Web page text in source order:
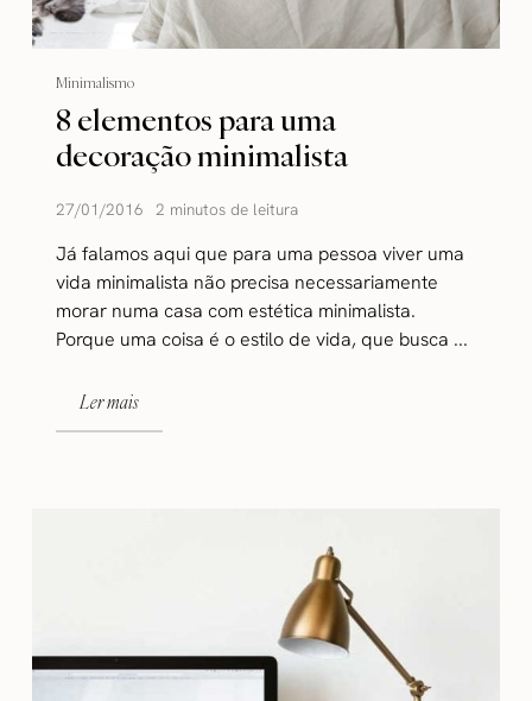
Minimalismo
8 elementos para uma
decoração minimalista
27/01/2016 2 minutos de leitura
Já falamos aqui que para uma pessoa viver uma
vida minimalista não precisa necessariamente
morar numa casa com estética minimalista.
Porque uma coisa é o estilo de vida, que busca ...
Ler mais